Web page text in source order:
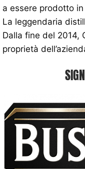
a essere prodotto
La leggendaria
Dalla fine del 2014,
proprietà